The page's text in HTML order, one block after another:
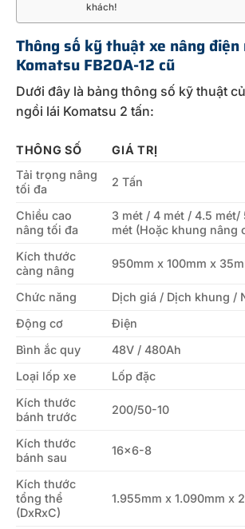
khách!
Thông số kỹ thuật xe nâng điện
Komatsu FB20A-12 cũ
Dưới đây là bảng thông số kỹ thuật
ngồi lái Komatsu 2 tấn:
THÔNG SỐ
GIÁ TRỊ
Tải trọng nâng
tối đa
2 Tấn
Chiều cao
nâng tối đa
3 mét / 4 mét / 4.5 mét/
mét (Hoặc khung nâng
Kích thước
càng nâng
950mm x 100mm x
Chức năng
Dịch giá / Dịch khung /
Động cơ
Điện
Bình ắc quy
48V / 480Ah
Loại lốp xe
Lốp đặc
Kích thước
bánh trước
200/50-10
Kích thước
bánh sau
16×6-8
Kích thước
tổng thể
(DxRxC)
1.955mm x 1.090mm x